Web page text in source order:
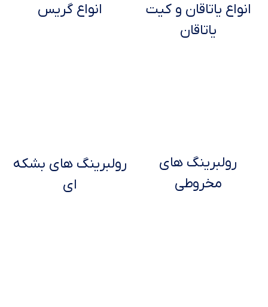
انواع یاتاقان و کیت
یاتاقان
انواع گریس
رولبرینگ های
مخروطی
رولبرینگ های بشکه
ای